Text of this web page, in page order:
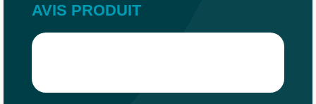
AVIS PRODUIT